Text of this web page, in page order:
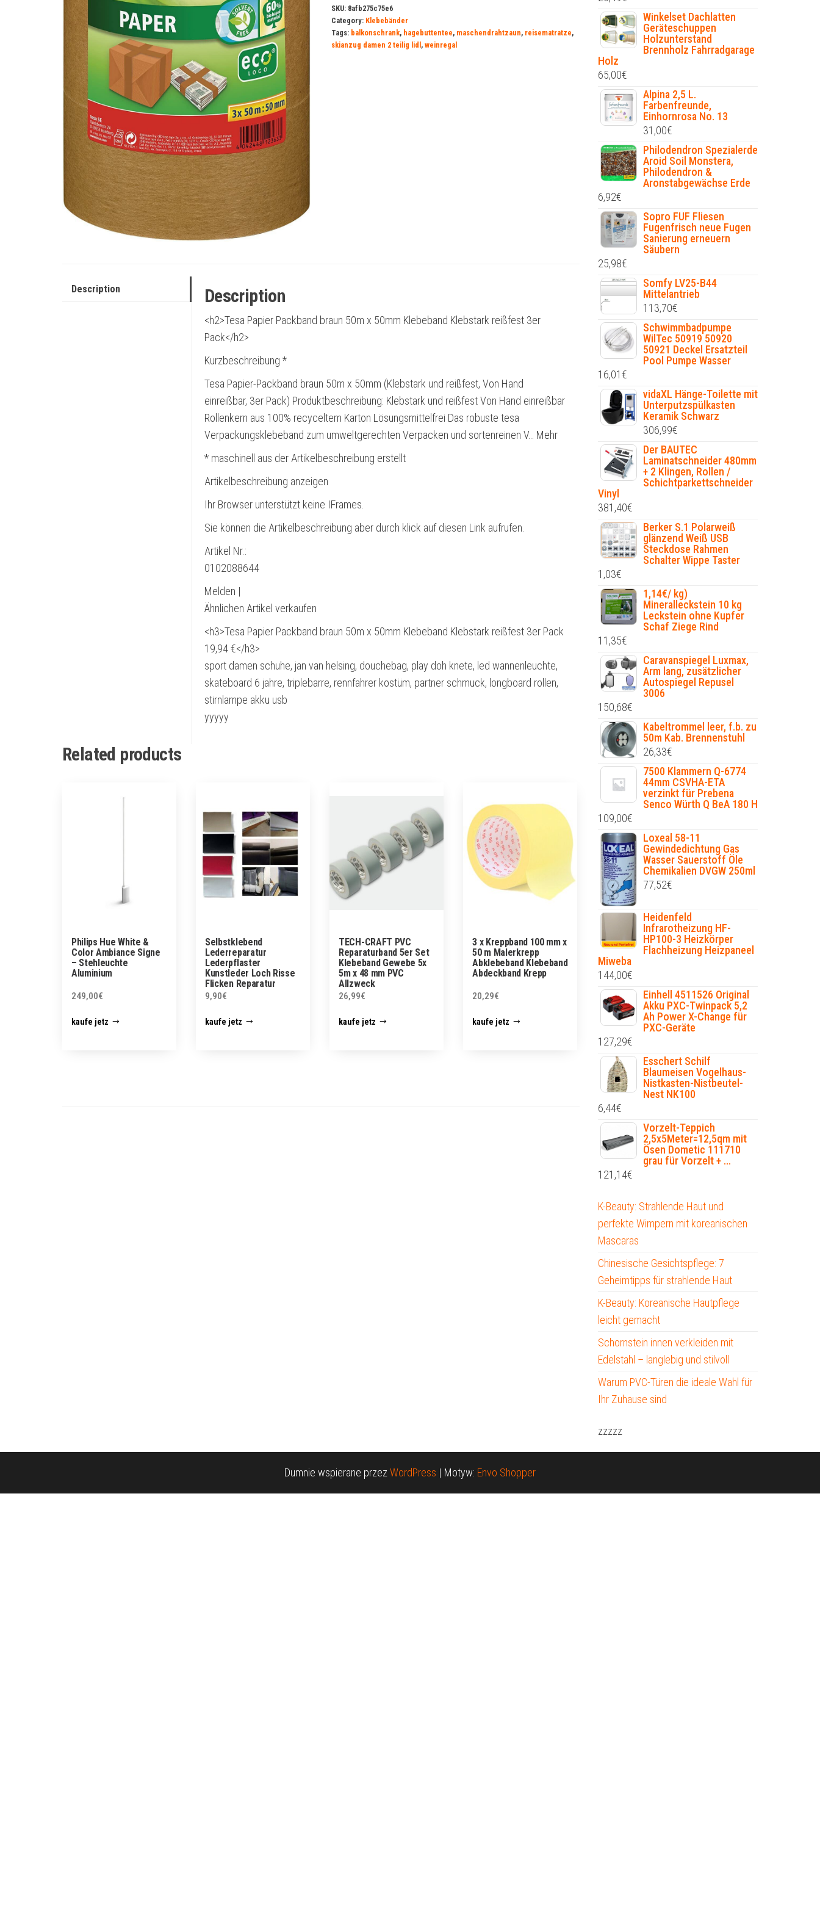
SKU: 8afb275c75e6
Category: Klebebänder
Tags: balkonschrank, hagebuttentee, maschendrahtzaun, reisematratze,
skianzug damen 2 teilig lidl , weinregal
Description Description
<h2>Tesa Papier Packband braun 50m x 50mm Klebeband Klebstark reißfest 3er
Pack</h2>
Kurzbeschreibung *
Tesa Papier-Packband braun 50m x 50mm (Klebstark und reißfest, Von Hand
einreißbar, 3er Pack) Produktbeschreibung: Klebstark und reißfest Von Hand einreißbar
Rollenkern aus 100% recyceltem Karton Lösungsmittelfrei Das robuste tesa
Verpackungsklebeband zum umweltgerechten Verpacken und sortenreinen V… Mehr
* maschinell aus der Artikelbeschreibung erstellt
Artikelbeschreibung anzeigen
Ihr Browser unterstützt keine IFrames.
Sie können die Artikelbeschreibung aber durch klick auf diesen Link aufrufen.
Artikel Nr.:
0102088644
Melden |
Ähnlichen Artikel verkaufen
<h3>Tesa Papier Packband braun 50m x 50mm Klebeband Klebstark reißfest 3er Pack
19,94 €</h3>
sport damen schuhe, jan van helsing, douchebag, play doh knete, led wannenleuchte,
skateboard 6 jahre, triplebarre, rennfahrer kostüm, partner schmuck, longboard rollen,
stirnlampe akku usb
yyyyy
Related products
Philips Hue White &
Color Ambiance Signe
– Stehleuchte
Aluminium
249,00€
kaufe jetz
Selbstklebend
Lederreparatur
Lederpflaster
Kunstleder Loch Risse
Flicken Reparatur
9,90€
kaufe jetz
TECH-CRAFT PVC
Reparaturband 5er Set
Klebeband Gewebe 5x
5m x 48 mm PVC
Allzweck
26,99€
kaufe jetz
3 x Kreppband 100 mm x
50 m Malerkrepp
Abklebeband Klebeband
Abdeckband Krepp
20,29€
kaufe jetz
Winkelset Dachlatten
Geräteschuppen
Holzunterstand
Brennholz Fahrradgarage
Holz
65,00€
Alpina 2,5 L.
Farbenfreunde,
Einhornrosa No. 13
31,00€
Philodendron Spezialerde
Aroid Soil Monstera,
Philodendron &
Aronstabgewächse Erde
6,92€
Sopro FUF Fliesen
Fugenfrisch neue Fugen
Sanierung erneuern
Säubern
25,98€
Somfy LV25-B44
Mittelantrieb
113,70€
Schwimmbadpumpe
WilTec 50919 50920
50921 Deckel Ersatzteil
Pool Pumpe Wasser
16,01€
vidaXL Hänge-Toilette mit
Unterputzspülkasten
Keramik Schwarz
306,99€
Der BAUTEC
Laminatschneider 480mm
+ 2 Klingen, Rollen /
Schichtparkettschneider
Vinyl
381,40€
Berker S.1 Polarweiß
glänzend Weiß USB
Steckdose Rahmen
Schalter Wippe Taster
1,03€
1,14€/ kg)
Mineralleckstein 10 kg
Leckstein ohne Kupfer
Schaf Ziege Rind
11,35€
Caravanspiegel Luxmax,
Arm lang, zusätzlicher
Autospiegel Repusel
3006
150,68€
Kabeltrommel leer, f.b. zu
50m Kab. Brennenstuhl
26,33€
7500 Klammern Q-6774
44mm CSVHA-ETA
verzinkt für Prebena
Senco Würth Q BeA 180 H
109,00€
Loxeal 58-11
Gewindedichtung Gas
Wasser Sauerstoff Öle
Chemikalien DVGW 250ml
77,52€
Heidenfeld
Infrarotheizung HF-
HP100-3 Heizkörper
Flachheizung Heizpaneel
Miweba
144,00€
Einhell 4511526 Original
Akku PXC-Twinpack 5,2
Ah Power X-Change für
PXC-Geräte
127,29€
Esschert Schilf
Blaumeisen Vogelhaus-
Nistkasten-Nistbeutel-
Nest NK100
6,44€
Vorzelt-Teppich
2,5x5Meter=12,5qm mit
Ösen Dometic 111710
grau für Vorzelt + ...
121,14€
K-Beauty: Strahlende Haut und
perfekte Wimpern mit koreanischen
Mascaras
Chinesische Gesichtspflege: 7
Geheimtipps für strahlende Haut
K-Beauty: Koreanische Hautpflege
leicht gemacht
Schornstein innen verkleiden mit
Edelstahl – langlebig und stilvoll
Warum PVC-Türen die ideale Wahl für
Ihr Zuhause sind
zzzzz
Dumnie wspierane przez WordPress | Motyw: Envo Shopper